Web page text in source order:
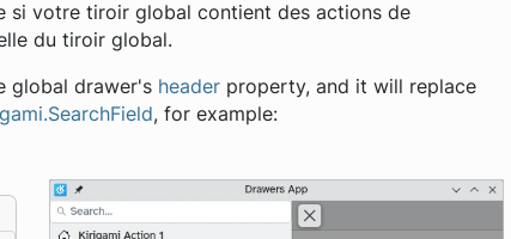
si votre tiroir global contient des actions de
du tiroir global.
global drawer's header property, and it will replace
, for example: